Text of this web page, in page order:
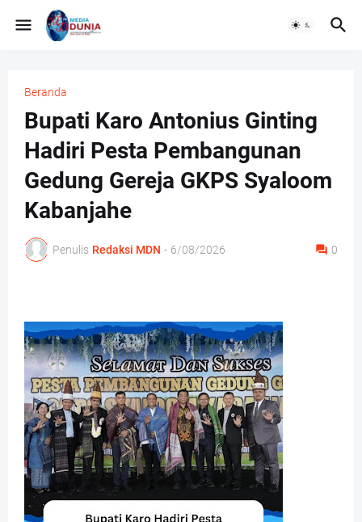
Beranda
Bupati Karo Antonius Ginting
Hadiri Pesta Pembangunan
Gedung Gereja GKPS Syaloom
Kabanjahe
Penulis Redaksi MDN - 6/08/2026 0